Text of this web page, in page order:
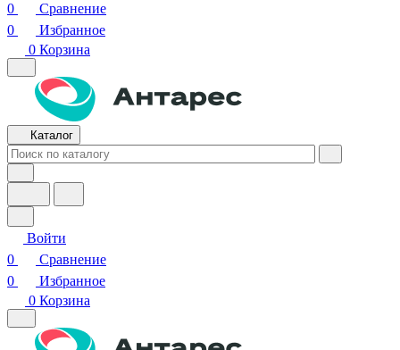
0
Сравнение
0
Избранное
0 Корзина
Каталог
Войти
0
Сравнение
0
Избранное
0 Корзина